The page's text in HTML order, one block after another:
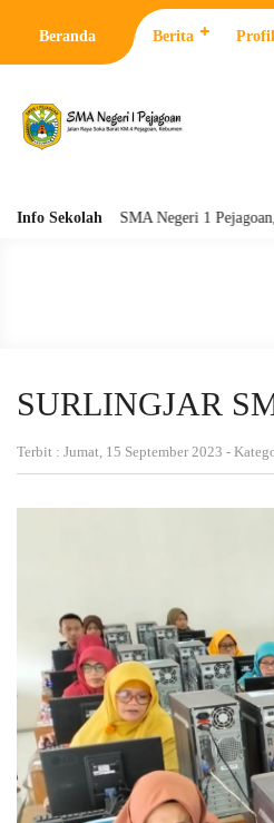
Beranda Berita Profil
Info SekolahSMA Negeri 1 Pejagoan, Jalan
SURLINGJAR
Terbit : Jumat, 15 September 2023 -